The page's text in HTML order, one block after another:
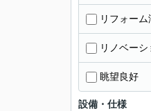
リフォーム
リノベー
眺望良好
設備・仕様